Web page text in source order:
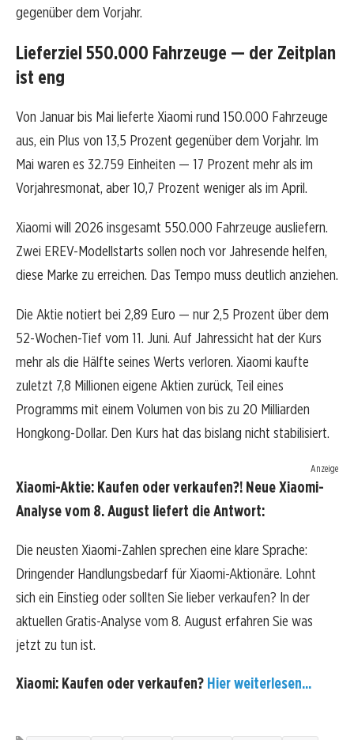
gegenüber dem Vorjahr.
Lieferziel 550.000 Fahrzeuge — der Zeitplan
ist eng
Von Januar bis Mai lieferte Xiaomi rund 150.000 Fahrzeuge
aus, ein Plus von 13,5 Prozent gegenüber dem Vorjahr. Im
Mai waren es 32.759 Einheiten — 17 Prozent mehr als im
Vorjahresmonat, aber 10,7 Prozent weniger als im April.
Xiaomi will 2026 insgesamt 550.000 Fahrzeuge ausliefern.
Zwei EREV-Modellstarts sollen noch vor Jahresende helfen,
diese Marke zu erreichen. Das Tempo muss deutlich anziehen.
Die Aktie notiert bei 2,89 Euro — nur 2,5 Prozent über dem
52-Wochen-Tief vom 11. Juni. Auf Jahressicht hat der Kurs
mehr als die Hälfte seines Werts verloren. Xiaomi kaufte
zuletzt 7,8 Millionen eigene Aktien zurück, Teil eines
Programms mit einem Volumen von bis zu 20 Milliarden
Hongkong-Dollar. Den Kurs hat das bislang nicht stabilisiert.
Anzeige
Xiaomi-Aktie: Kaufen oder verkaufen?! Neue Xiaomi-
Analyse vom 8. August liefert die Antwort:
Die neusten Xiaomi-Zahlen sprechen eine klare Sprache:
Dringender Handlungsbedarf für Xiaomi-Aktionäre. Lohnt
sich ein Einstieg oder sollten Sie lieber verkaufen? In der
aktuellen Gratis-Analyse vom 8. August erfahren Sie was
jetzt zu tun ist.
Xiaomi: Kaufen oder verkaufen? Hier weiterlesen...